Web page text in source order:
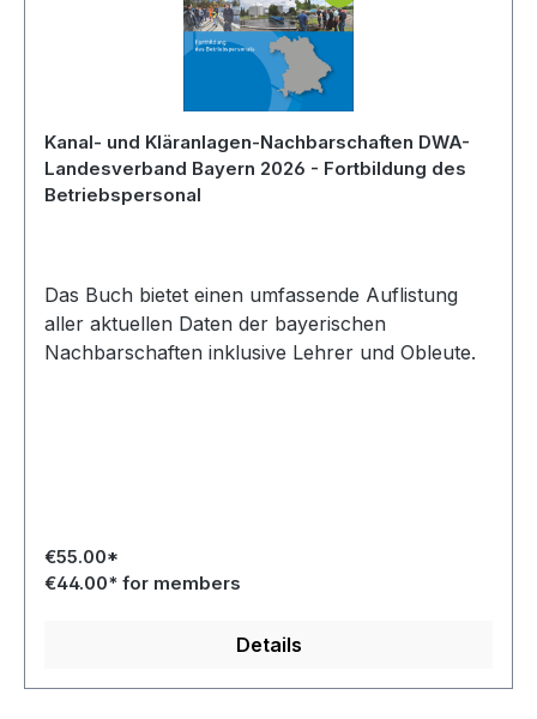
Kanal- und Kläranlagen-Nachbarschaften DWA-
Landesverband Bayern 2026 - Fortbildung des
Betriebspersonal
Das Buch bietet einen umfassende Auflistung
aller aktuellen Daten der bayerischen
Nachbarschaften inklusive Lehrer und Obleute.
€55.00*
€44.00* for members
Details